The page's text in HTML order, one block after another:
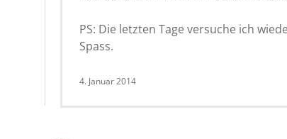
PS: Die letzten Tage versuche ich
Spass.
4. Januar 2014